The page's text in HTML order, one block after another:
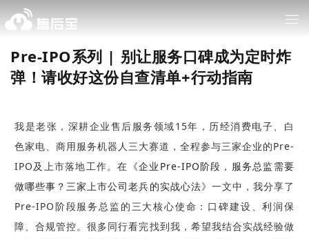
Pre-IPO系列 | 别让服务口碑成为定时炸
弹！请收好这份自查清单+行动指南
我是老张，深耕企业售后服务领域15年，历经消费电子、白
色家电、商用服务机器人三大赛道，全程参与三家企业的Pre-
IPO及上市落地工作。在《企业Pre-IPO阶段，服务总监需要
做哪些事？三家上市公司老兵的实战心法》一文中，我分享了
Pre-IPO阶段服务总监的三大核心使命：口碑建设、利润保
障、合规管控。很多同行看完找到我，希望我结合实战经验做